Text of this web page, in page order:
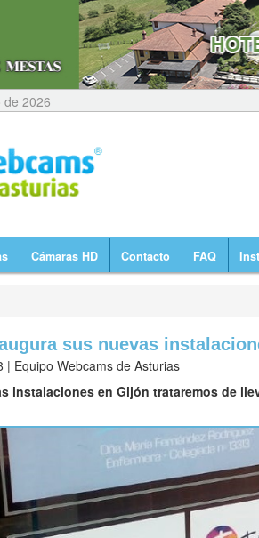
de 2026
Cámaras HD Contacto FAQ
sus nuevas
| Equipo Webcams de Asturias
instalaciones en Gijón trataremos de